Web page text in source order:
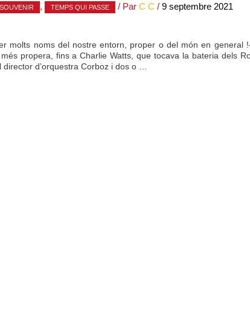
SOUVENIR , TEMPS QUI PASSE / Par C C / 9 septembre 2021
molts noms del nostre entorn, proper o del món en general
propera, fins a Charlie Watts, que tocava la bateria dels
d’orquestra Corboz i dos o …